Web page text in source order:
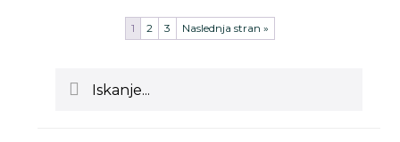
1 2 3 Naslednja stran »
stranska
Iskanje...